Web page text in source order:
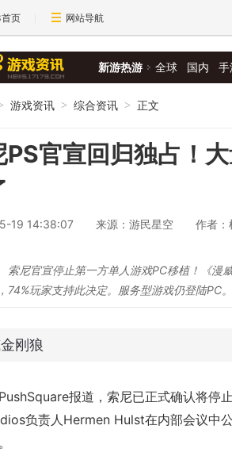
页 网站导航
新游热游 全球 国内 手
游戏资讯 > 综合资讯 > 正文
PS官宣回归独占！
19 14:38:07 来源：游民星空 作者：
索尼官宣停止第一方单人游戏PC移植！《漫
74%玩家支持此决定。服务型游戏仍登陆PC
刚狼
报道，索尼已正式确认将停
负责人Hermen Hulst在内部会议中